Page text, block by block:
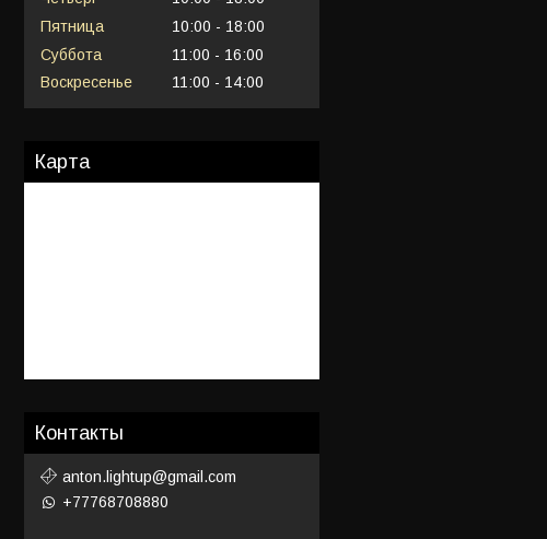
Пятница
10:00
18:00
Суббота
11:00
16:00
Воскресенье
11:00 14:00
Карта
Контакты
anton.lightup@gmail.com
+77768708880